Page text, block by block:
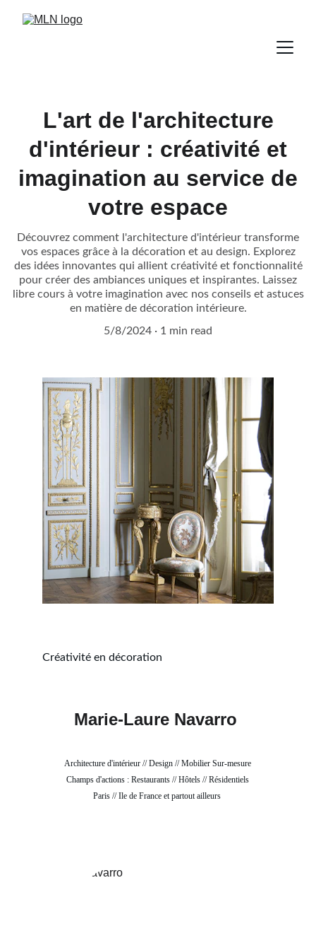
L'art de l'architecture
d'intérieur : créativité et
imagination au service de
votre espace
Découvrez comment l'architecture d'intérieur transforme
vos espaces grâce à la décoration et au design. Explorez
des idées innovantes qui allient créativité et fonctionnalité
pour créer des ambiances uniques et inspirantes. Laissez
libre cours à votre imagination avec nos conseils et astuces
en matière de décoration intérieure.
5/8/2024
1 min read
Créativité en décoration
Marie-Laure Navarro
Architecture d'intérieur // Design // Mobilier Sur-mesure
Champs d'actions : Restaurants // Hôtels // Résidentiels
Paris // Ile de France et partout ailleurs